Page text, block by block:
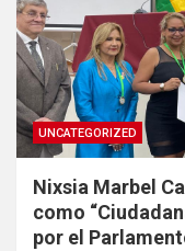
UNCATEGORIZED
Nixsia Marbel
como
por el